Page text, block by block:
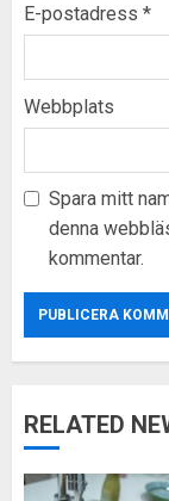
E-postadress *
Webbplats
Spara mitt
denna
kommentar.
RELATED